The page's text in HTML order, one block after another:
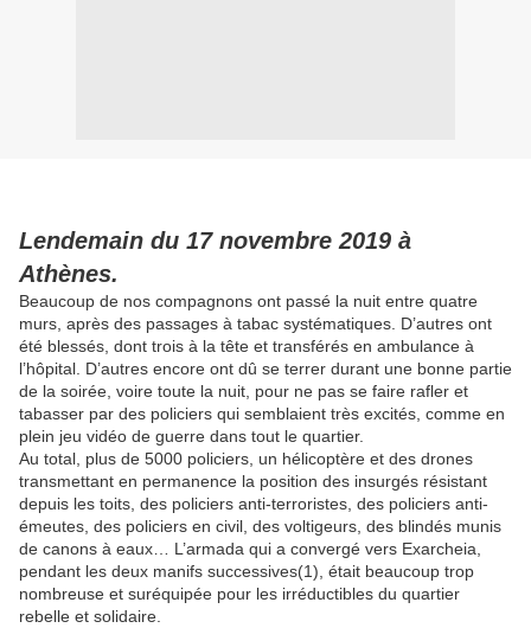
Lendemain du 17 novembre 2019 à
Athènes.
Beaucoup de nos compagnons ont passé la nuit entre quatre
murs, après des passages à tabac systématiques. D’autres ont
été blessés, dont trois à la tête et transférés en ambulance à
l’hôpital. D’autres encore ont dû se terrer durant une bonne partie
de la soirée, voire toute la nuit, pour ne pas se faire rafler et
tabasser par des policiers qui semblaient très excités, comme en
plein jeu vidéo de guerre dans tout le quartier.
Au total, plus de 5000 policiers, un hélicoptère et des drones
transmettant en permanence la position des insurgés résistant
depuis les toits, des policiers anti-terroristes, des policiers anti-
émeutes, des policiers en civil, des voltigeurs, des blindés munis
de canons à eaux… L’armada qui a convergé vers Exarcheia,
pendant les deux manifs successives(1), était beaucoup trop
nombreuse et suréquipée pour les irréductibles du quartier
rebelle et solidaire.